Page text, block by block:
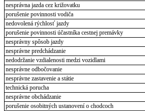
nesprávna jazda cez križovatku
porušenie povinnosti vodiča
nedovolená rýchlosť jazdy
porušenie povinnosti účastníka cestnej premávky
nesprávny spôsob jazdy
nesprávne predchádzanie
nedodržanie vzdialenosti medzi vozidlami
nesprávne odbočovanie
nesprávne zastavenie a státie
technická porucha
nesprávne obchádzanie
porušenie osobitných ustanovení o chodcoch